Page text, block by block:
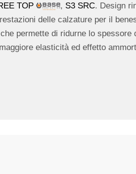
TOP , S3 SRC. Design
delle calzature per il
permette di ridurne lo spessore
elasticità ed effetto